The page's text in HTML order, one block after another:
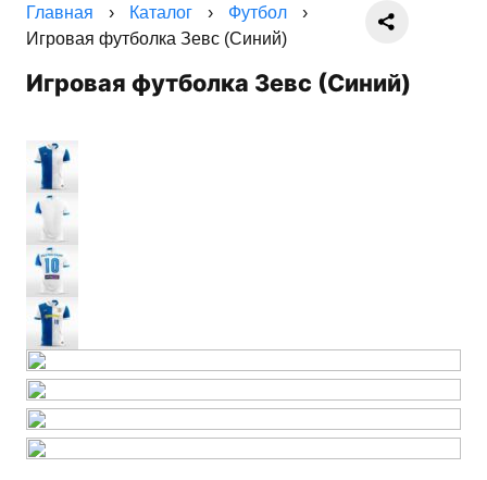
Главная › Каталог › Футбол
›
Игровая футболка Зевс (Синий)
Игровая футболка Зевс (Синий)